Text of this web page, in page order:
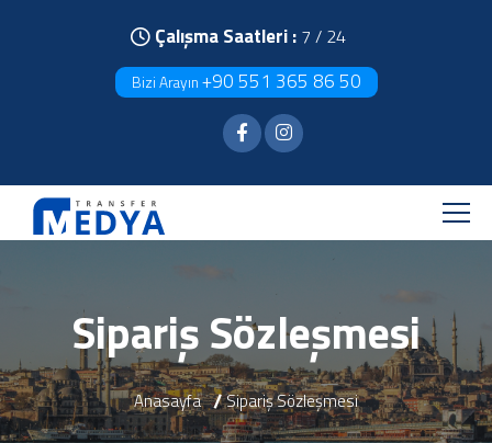
Çalışma Saatleri : 7 / 24
Bizi Arayın +90 551 365 86 50
Sipariş Sözleşmesi
Anasayfa Sipariş Sözleşmesi